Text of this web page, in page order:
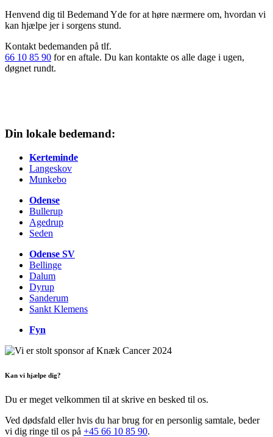
Henvend dig til Bedemand Yde for at høre nærmere om, hvordan vi
kan hjælpe jer i sorgens stund.
Kontakt bedemanden på tlf.
66 10 85 90 for en aftale. Du kan kontakte os alle dage i ugen,
døgnet rundt.
Din lokale bedemand:
Kerteminde
Langeskov
Munkebo
Odense
Bullerup
Agedrup
Seden
Odense SV
Bellinge
Dalum
Dyrup
Sanderum
Sankt Klemens
Fyn
Kan vi hjælpe dig?
Du er meget velkommen til at skrive en besked til os.
Ved dødsfald eller hvis du har brug for en personlig samtale, beder
vi dig ringe til os på +45 66 10 85 90.